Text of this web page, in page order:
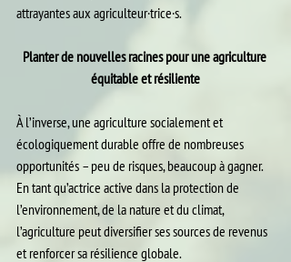
attrayantes aux agriculteur·trice·s.
Planter de nouvelles racines pour une agriculture
équitable et résiliente
À l’inverse, une agriculture socialement et
écologiquement durable offre de nombreuses
opportunités – peu de risques, beaucoup à gagner.
En tant qu’actrice active dans la protection de
l’environnement, de la nature et du climat,
l’agriculture peut diversifier ses sources de revenus
et renforcer sa résilience globale.